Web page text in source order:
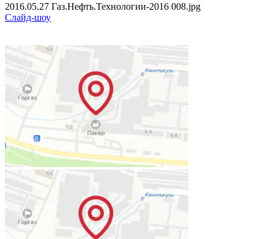
2016.05.27 Газ.Нефть.Технологии-2016 008.jpg
Слайд-шоу